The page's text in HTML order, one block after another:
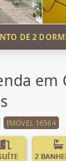
DE 2
em
IMÓVEL 16564
2